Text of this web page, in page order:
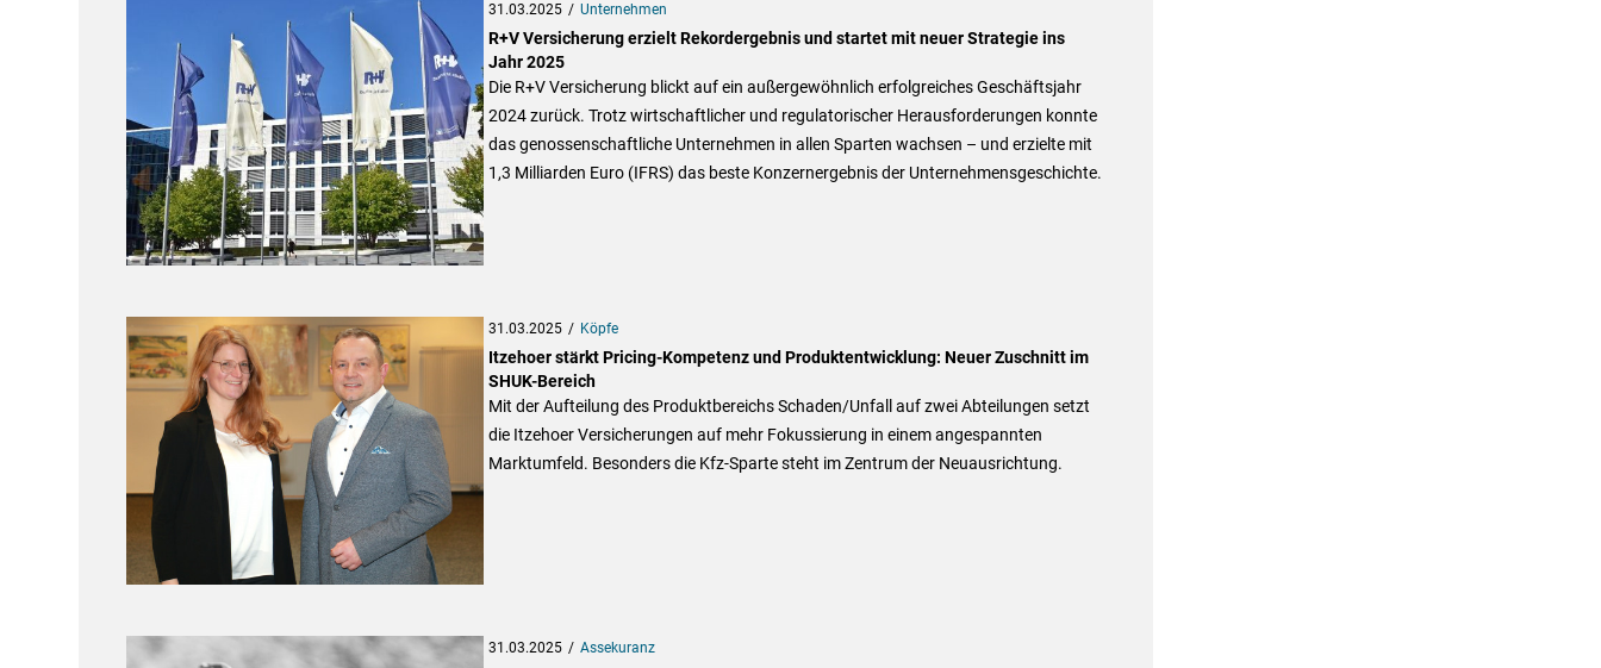
31.03.2025 Unternehmen
R+V Versicherung erzielt Rekordergebnis und startet mit neuer Strategie ins
Jahr 2025
Die R+V Versicherung blickt auf ein außergewöhnlich erfolgreiches Geschäftsjahr
2024 zurück. Trotz wirtschaftlicher und regulatorischer Herausforderungen konnte
das genossenschaftliche Unternehmen in allen Sparten wachsen – und erzielte mit
1,3 Milliarden Euro (IFRS) das beste Konzernergebnis der Unternehmensgeschichte.
31.03.2025 Köpfe
Itzehoer stärkt Pricing-Kompetenz und Produktentwicklung: Neuer Zuschnitt im
SHUK-Bereich
Mit der Aufteilung des Produktbereichs Schaden/Unfall auf zwei Abteilungen setzt
die Itzehoer Versicherungen auf mehr Fokussierung in einem angespannten
Marktumfeld. Besonders die Kfz-Sparte steht im Zentrum der Neuausrichtung.
31.03.2025 Assekuranz